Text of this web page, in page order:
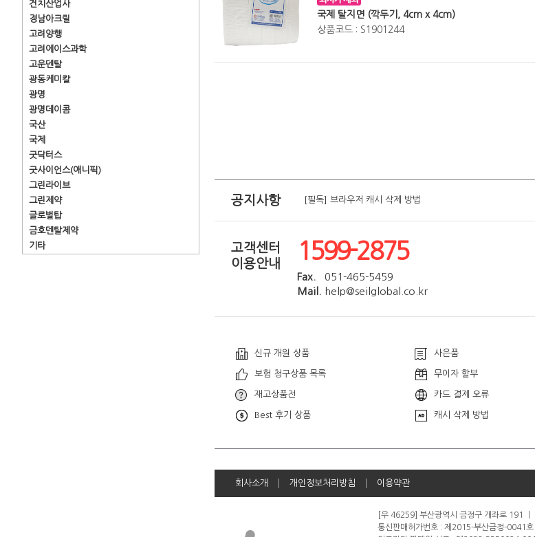
건치산업사
경남아크릴
고려양행
고려에이스과학
고운덴탈
광동케미칼
광명
광명데이콤
국산
국제
굿닥터스
굿사이언스(애니픽)
그린라이브
그린제약
글로벌탑
금호덴탈제약
기타
국제 탈지면 (깍두기, 4cm x 4cm)
상품코드 : S1901244
공지사항
[필독] 브라우저 캐시 삭제 방법
[필독] 브라우저 캐시 삭제 방법
고객센터
이용안내
1599-2875
Fax.
051-465-5459
Mail. help@seilglobal.co.kr
신규 개원 상품 사은품
보험 청구상품 목록 무이자 할부
재고상품전 카드 결제 오류
Best 후기 상품 캐시 삭제 방법
회사소개 개인정보처리방침 이용약관
[우 46259] 부산광역시 금정구 개좌로 191
통신판매허가번호 : 제2015-부산금정-0041호